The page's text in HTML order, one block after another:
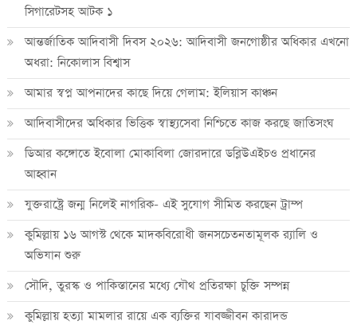
সিগারেটসহ আটক ১
আন্তর্জাতিক আদিবাসী দিবস ২০২৬: আদিবাসী জনগোষ্ঠীর অধিকার এখনো
অধরা: নিকোলাস বিশ্বাস
আমার স্বপ্ন আপনাদের কাছে দিয়ে গেলাম: ইলিয়াস কাঞ্চন
আদিবাসীদের অধিকার ভিত্তিক স্বাস্থ্যসেবা নিশ্চিতে কাজ করছে জাতিসংঘ
ডিআর কঙ্গোতে ইবোলা মোকাবিলা জোরদারে ডব্লিউএইচও প্রধানের
আহ্বান
যুক্তরাষ্ট্রে জন্ম নিলেই নাগরিক- এই সুযোগ সীমিত করছেন ট্রাম্প
কুমিল্লায় ১৬ আগস্ট থেকে মাদকবিরোধী জনসচেতনতামূলক র‍্যালি ও
অভিযান শুরু
সৌদি, তুরস্ক ও পাকিস্তানের মধ্যে যৌথ প্রতিরক্ষা চুক্তি সম্পন্ন
কুমিল্লায় হত্যা মামলার রায়ে এক ব্যক্তির যাবজ্জীবন কারাদন্ড